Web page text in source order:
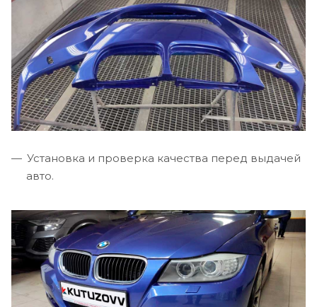
Установка и проверка качества перед выдачей
авто.